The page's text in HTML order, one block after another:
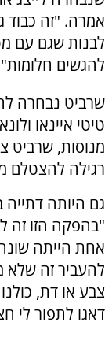
אמרה. "זה כבוד
לבנות שגם עם
להגשים
שרביט נבחרה
טיטי איינאו
מנוסות, שרביט
רגילה להצטלם
גם היותה דתייה
"בהפקה הזו זה
אחת הייתה
להעביר זה שלא
צבע או דת,
דאגו לתפור לי